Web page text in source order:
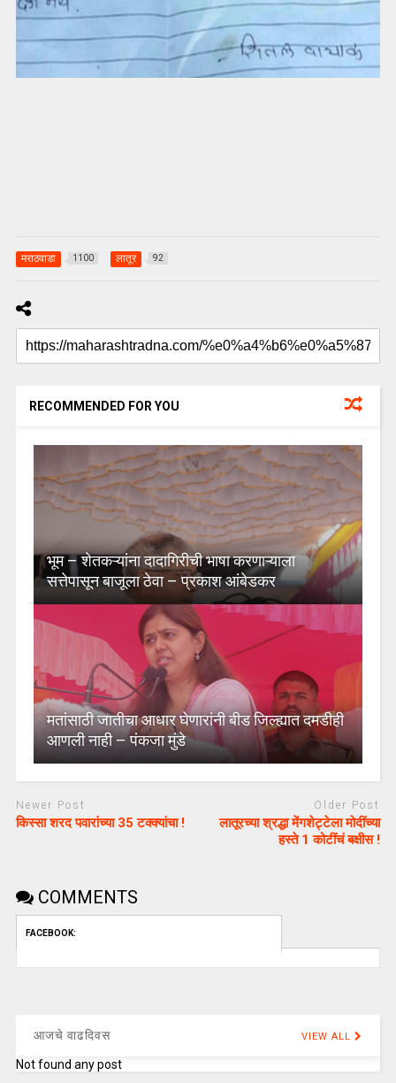
मराठवाडा 1100 लातूर 92
RECOMMENDED FOR YOU
भूम – शेतकऱ्यांना दादागिरीची भाषा करणाऱ्याला
सत्तेपासून बाजूला ठेवा – प्रकाश आंबेडकर
मतांसाठी जातीचा आधार घेणारांनी बीड जिल्ह्यात दमडीही
आणली नाही – पंकजा मुंडे
Newer Post
किस्सा शरद पवारांच्या 35 टक्क्यांचा !
Older Post
लातूरच्या श्रद्धा मेंगशेट्टेला मोदींच्या
हस्ते 1 कोटींचं बक्षीस !
COMMENTS
FACEBOOK:
आजचे वाढदिवस VIEW ALL
Not found any post